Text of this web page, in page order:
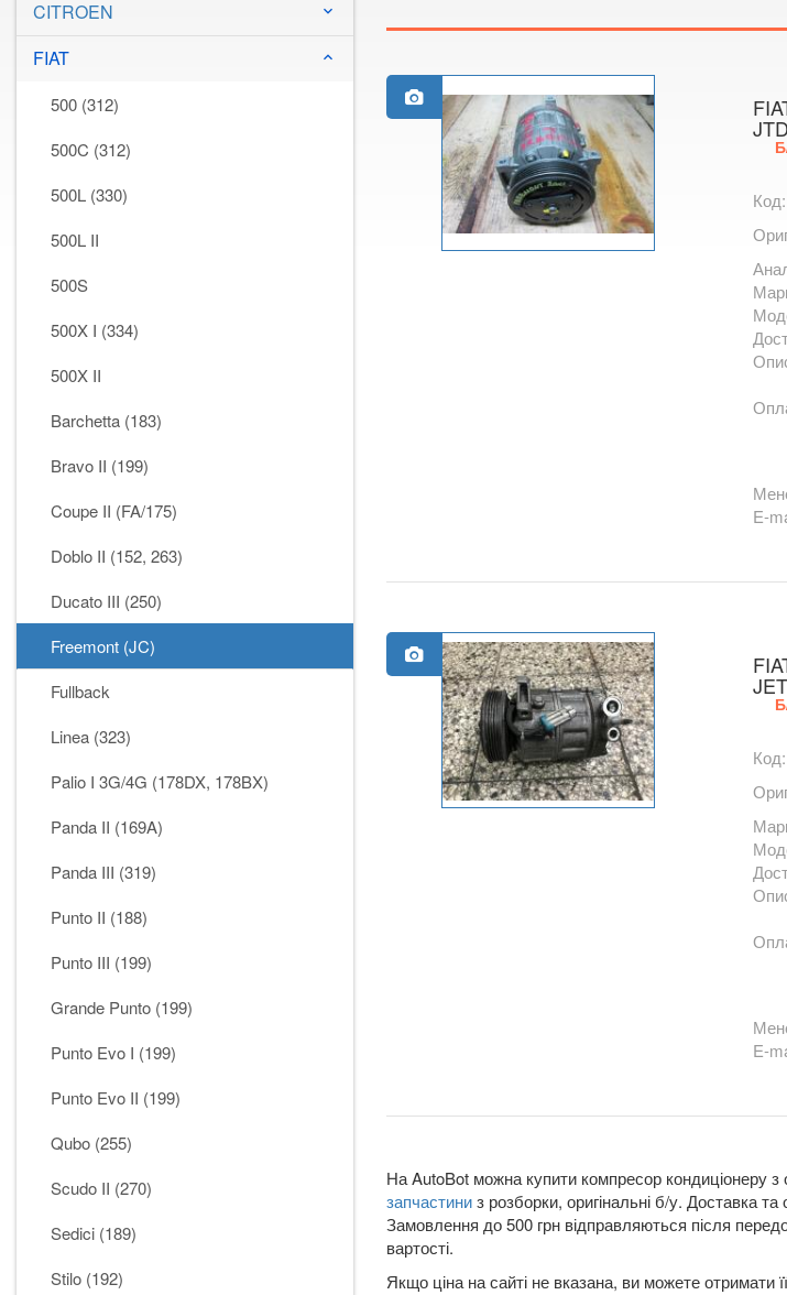
CITROEN keyboard_arrow_down
FIAT keyboard_arrow_down
500 (312)
500C (312)
500L (330)
500L II
500S
500X I (334)
500X II
Barchetta (183)
Bravo II (199)
Coupe II (FA/175)
Doblo II (152, 263)
Ducato III (250)
Freemont (JC)
Fullback
Linea (323)
Palio I 3G/4G (178DX, 178BX)
Panda II (169A)
Panda III (319)
Punto II (188)
Punto III (199)
Grande Punto (199)
Punto Evo I (199)
Punto Evo II (199)
Qubo (255)
Scudo II (270)
Sedici (189)
Stilo (192)
Код:
E-
Код:
E-
На AutoBot можна купити компресор кондиціонеру
запчастиниз розборки, оригінальні б/у. Доставка
Замовлення до 500 грн відправляються після
вартості.
Якщо ціна на сайті не вказана, ви можете